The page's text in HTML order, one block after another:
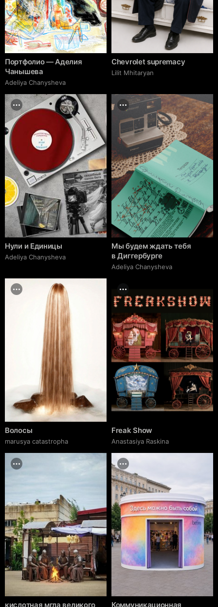
Портфолио — Аделия
Чанышева
Adeliya Chanysheva
Chevrolet supremacy
Lilit Mhitaryan
Нули и Единицы
Adeliya Chanysheva
Мы будем ждать тебя
в Диггербурге
Adeliya Chanysheva
Волосы
marusya catastropha
Freak Show
Anastasiya Raskina
кислотная мгла великого Коммуникационная